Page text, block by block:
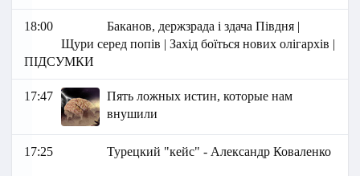
18:00
Баканов, держзрада і здача Півдня |
Щури серед попів | Захід боїться нових олігархів |
ПІДСУМКИ
17:47
Пять ложных истин, которые нам
внушили
17:25 Турецкий "кейс" - Александр Коваленко